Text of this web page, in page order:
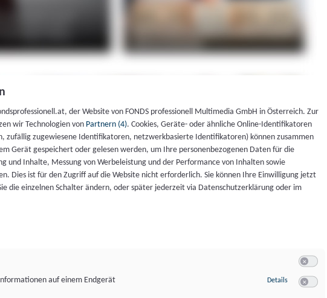
der Website von FONDS professionell Multimedia GmbH in Österreich. Zur
wir Technologien von Partnern (4). Cookies, Geräte- oder ähnliche Online-Identifikatoren
zufällig zugewiesene Identifikatoren, netzwerkbasierte Identifikatoren) können zusammen
Gerät gespeichert oder gelesen werden, um Ihre personenbezogenen Daten für die
und Inhalte, Messung von Werbeleistung und der Performance von Inhalten sowie
Dies ist für den Zugriff auf die Website nicht erforderlich. Sie können Ihre Einwilligung jetzt
die einzelnen Schalter ändern, oder später jederzeit via Datenschutzerklärung oder im
auf einem Endgerät
Details zu